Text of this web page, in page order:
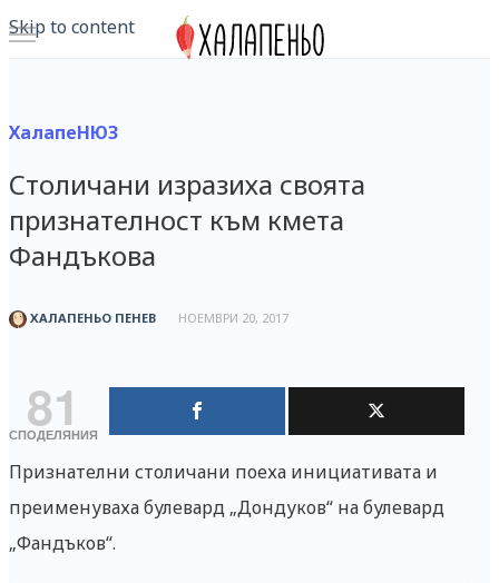
Skip to content
ХалапеНЮЗ
Столичани изразиха своята
признателност към кмета
Фандъкова
ХАЛАПЕНЬО ПЕНЕВ НОЕМВРИ 20, 2017
81
СПОДЕЛЯНИЯ
Признателни столичани поеха инициативата и
преименуваха булевард „Дондуков“ на булевард
„Фандъков“.